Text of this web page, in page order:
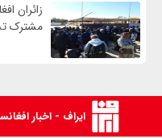
زائران
مشترک
ایراف - اخبار